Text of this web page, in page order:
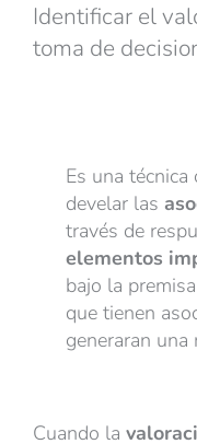
Identificar el
toma de
Es una
develar las
través de
elementos
bajo la
que tienen
generaran una
Cuando la